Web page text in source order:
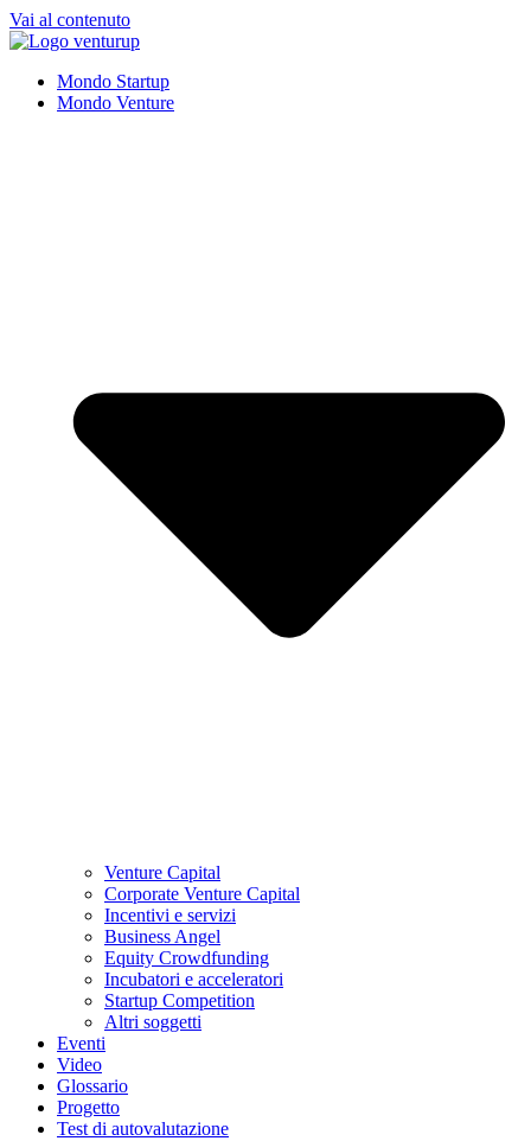
Vai al contenuto
Mondo Startup
Mondo Venture
Venture Capital
Corporate Venture Capital
Incentivi e servizi
Business Angel
Equity Crowdfunding
Incubatori e acceleratori
Startup Competition
Altri soggetti
Eventi
Video
Glossario
Progetto
Test di autovalutazione